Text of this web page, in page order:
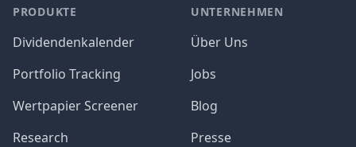
PRODUKTE
Dividendenkalender
Portfolio Tracking
Wertpapier Screener
Research
UNTERNEHMEN
Über Uns
Jobs
Blog
Presse